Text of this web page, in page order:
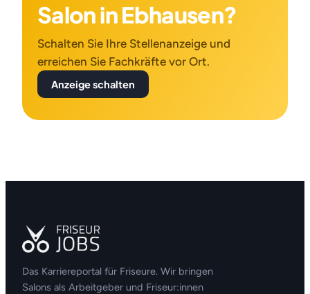
Salon in Ebhausen?
Schalten Sie Ihre Stellenanzeige und
erreichen Sie Fachkräfte vor Ort.
Anzeige schalten
Das Karriereportal für Friseure. Wir bringen
Salons als Arbeitgeber und Friseur:innen